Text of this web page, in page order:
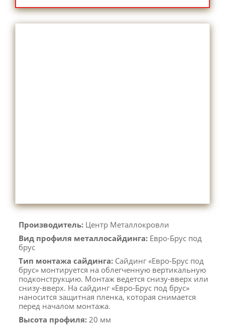
Производитель: Центр Металлокровли
Вид профиля металлосайдинга: Евро-Брус под
брус
Тип монтажа сайдинга: Сайдинг «Евро-Брус под
брус» монтируется на облегченную вертикальную
подконструкцию. Монтаж ведется снизу-вверх или
снизу-вверх. На сайдинг «Евро-Брус под брус»
наносится защитная пленка, которая снимается
перед началом монтажа.
Высота профиля: 20 мм